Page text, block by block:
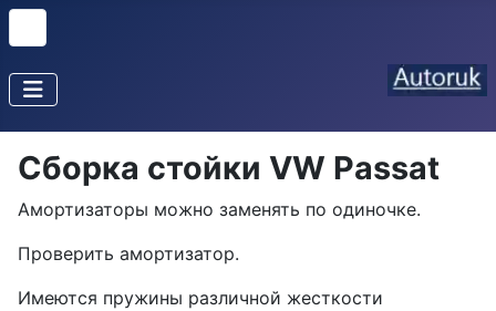
Сборка стойки VW Passat
Амортизаторы можно заменять по одиночке.
Про­верить амортизатор.
Имеются пружины различной жест­кости